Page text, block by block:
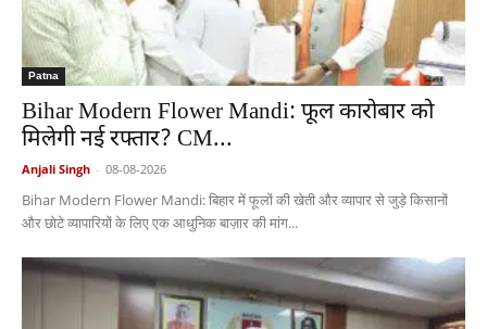
Patna
Bihar Modern Flower Mandi: फूल कारोबार को
मिलेगी नई रफ्तार? CM...
Anjali Singh - 08-08-2026
Bihar Modern Flower Mandi: बिहार में फूलों की खेती और व्यापार से जुड़े किसानों
और छोटे व्यापारियों के लिए एक आधुनिक बाज़ार की मांग...